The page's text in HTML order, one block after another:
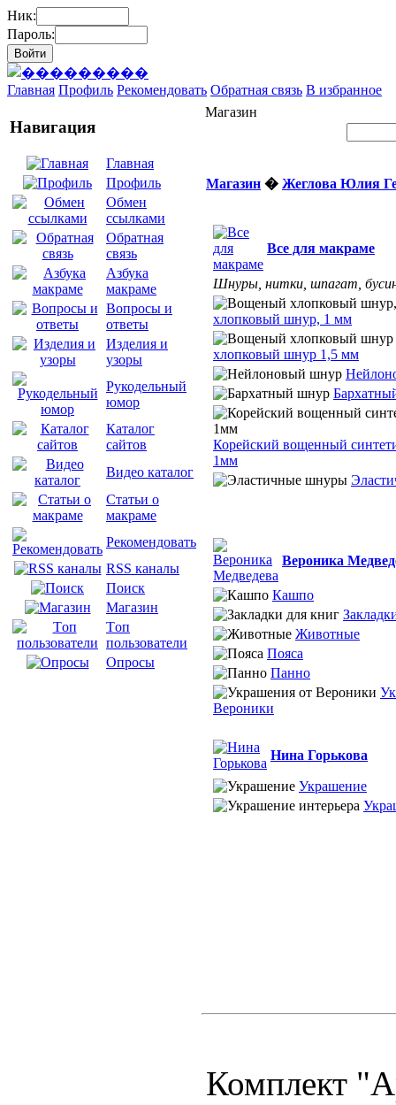
Ник:
Пароль:
Главная Профиль Рекомендовать Обратная связь В избранное
Навигация
Главная
Профиль
Обмен
ссылками
Обратная
связь
Азбука
макраме
Вопросы и
ответы
Изделия и
узоры
Рукодельный
юмор
Каталог
сайтов
Видео каталог
Статьи о
макраме
Рекомендовать
RSS каналы
Поиск
Магазин
Tоп
пользователи
Опросы
Магазин
Магазин � Жеглова Юлия
Все для макраме
Шнуры, нитки, шпагат,
хлопковый шнур, 1 мм
хлопковый шнур 1,5 мм
Корейский вощенный
1мм
Вероника
Кашпо
Животные
Пояса
Панно
Вероники
Нина Горькова
Украшение
Комплект